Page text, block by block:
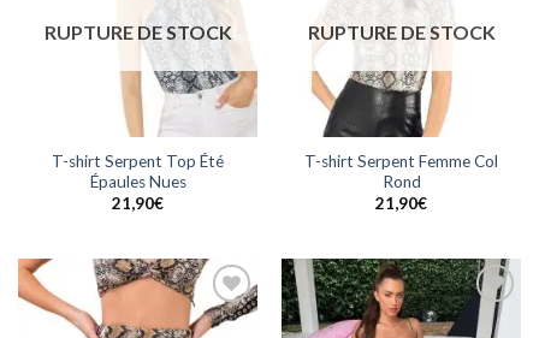
RUPTURE DE STOCK
T-shirt Serpent Top Été
Épaules Nues
21,90€
RUPTURE DE STOCK
T-shirt Serpent Femme Col
Rond
21,90€
Ajouter
Ajouter